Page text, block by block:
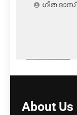
ഗീത ദാസ്‌
About Us